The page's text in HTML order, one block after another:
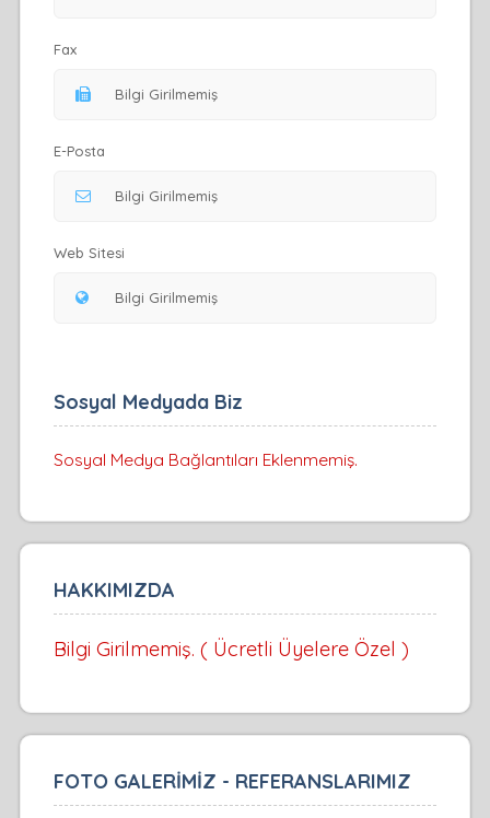
Fax
E-Posta
Web Sitesi
Sosyal Medyada Biz
Sosyal Medya Bağlantıları Eklenmemiş.
HAKKIMIZDA
Bilgi Girilmemiş. ( Ücretli Üyelere Özel )
FOTO GALERİMİZ - REFERANSLARIMIZ